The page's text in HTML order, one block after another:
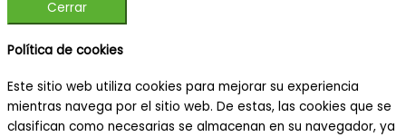
Cerrar
Política de cookies
Este sitio web utiliza cookies para mejorar su experiencia
mientras navega por el sitio web. De estas, las cookies que se
clasifican como necesarias se almacenan en su navegador, ya